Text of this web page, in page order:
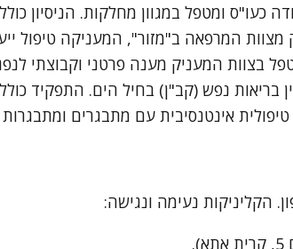
כעו"ס ומטפל במגוון מחלקות. הניסיון
מצוות המרפאה ב"מזור", המעניקה טיפול
בצוות המעניק מענה פרטני וקבוצתי
בריאות נפש (קב"ן) בחיל הים. התפקיד
אינטנסיבית עם מתבגרים
הקליניקות נעימה ונגישה: